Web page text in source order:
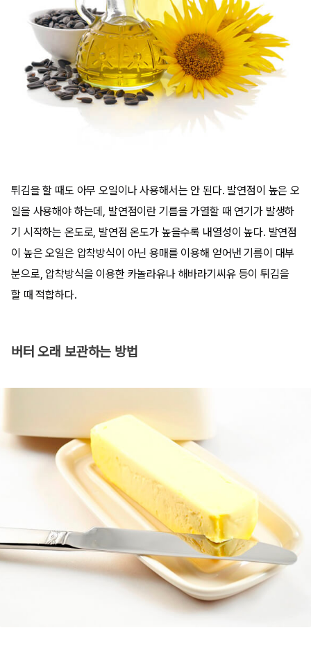
튀김을 할 때도 아무 오일이나 사용해서는 안 된다. 발연점이 높은 오
일을 사용해야 하는데, 발연점이란 기름을 가열할 때 연기가 발생하
기 시작하는 온도로, 발연점 온도가 높을수록 내열성이 높다. 발연점
이 높은 오일은 압착방식이 아닌 용매를 이용해 얻어낸 기름이 대부
분으로, 압착방식을 이용한 카놀라유나 해바라기씨유 등이 튀김을
할 때 적합하다.
버터 오래 보관하는 방법